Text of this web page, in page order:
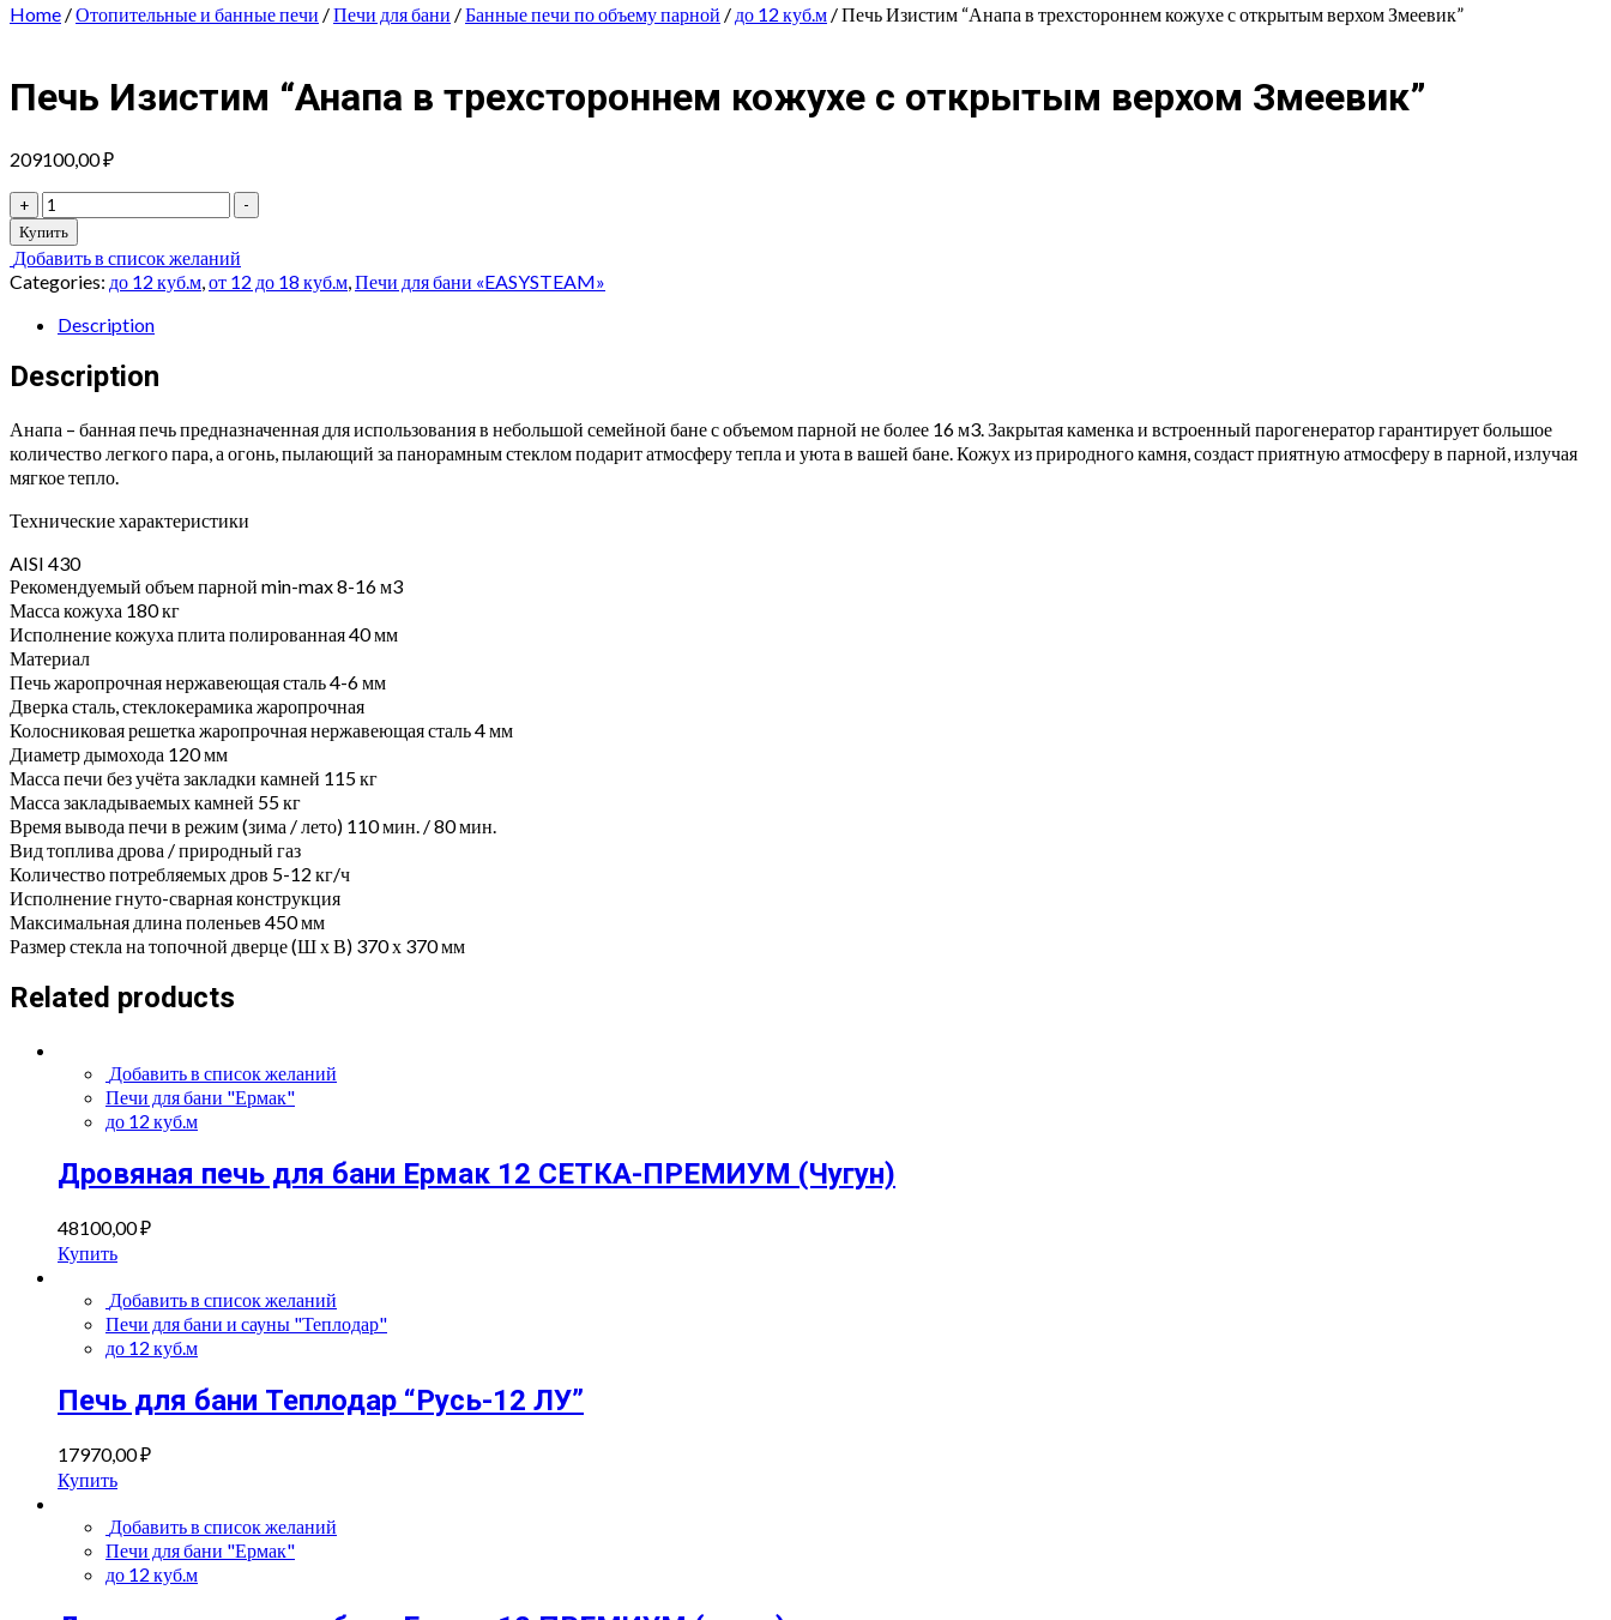
Home /Отопительные и банные печи /Печи для бани /Банные печи по объему парной / до 12 куб.м / Печь Изистим “Анапа в трехстороннем кожухе с открытым верхом Змеевик”
Печь Изистим “Анапа в трехстороннем кожухе с открытым верхом Змеевик”
209100,00₽
+
Печь
Изистим
"Анапа
в
трехстороннем
кожухе
открытым
верхом
quantity
-
Купить
Добавить в список желаний
Categories: до 12 куб.м от 12 до 18 куб.м Печи для бани «EASYSTEAM»
Description
Description
Анапа – банная печь предназначенная для использования в небольшой семейной бане с объемом парной не более 16 м3. Закрытая каменка и встроенный парогенератор гарантирует большое
количество легкого пара, а огонь, пылающий за панорамным стеклом подарит атмосферу тепла и уюта в вашей бане. Кожух из природного камня, создаст приятную атмосферу в парной, излучая
мягкое тепло.
Технические характеристики
AISI 430
Рекомендуемый объем парной min-max 8-16 м3
Масса кожуха 180 кг
Исполнение кожуха плита полированная 40 мм
Материал
Печь жаропрочная нержавеющая сталь 4-6 мм
Дверка сталь, стеклокерамика жаропрочная
Колосниковая решетка жаропрочная нержавеющая сталь 4 мм
Диаметр дымохода 120 мм
Масса печи без учёта закладки камней 115 кг
Масса закладываемых камней 55 кг
Время вывода печи в режим (зима / лето) 110 мин. / 80 мин.
Вид топлива дрова / природный газ
Количество потребляемых дров 5-12 кг/ч
Исполнение гнуто-сварная конструкция
Максимальная длина поленьев 450 мм
Размер стекла на топочной дверце (Ш х В) 370 х 370 мм
Related products
Добавить в список желаний
Печи для бани "Ермак"
до 12 куб.м
Дровяная печь для бани Ермак 12 СЕТКА-ПРЕМИУМ (Чугун)
48100,00₽
Купить
Добавить в список желаний
Печи для бани и сауны "Теплодар"
до 12 куб.м
Печь для бани Теплодар “Русь-12 ЛУ”
17970,00₽
Купить
Добавить в список желаний
Печи для бани "Ермак"
до 12 куб.м